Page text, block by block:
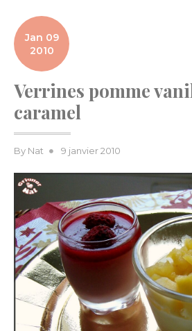
Jan 09
2010
Verrines pomme
caramel
By Nat
Posted
9 janvier 2010